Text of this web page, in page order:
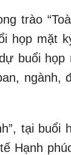
trào
họp mặt
buổi
ngành,
tại buổi
Hạnh